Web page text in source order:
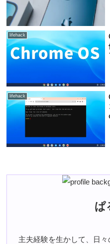
lifehack
lifehack
ぱ
主夫経験を生かして、日